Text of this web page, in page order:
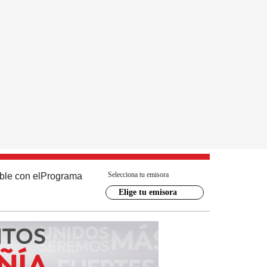
con el Programa Selecciona tu emisora
Elige tu emisora